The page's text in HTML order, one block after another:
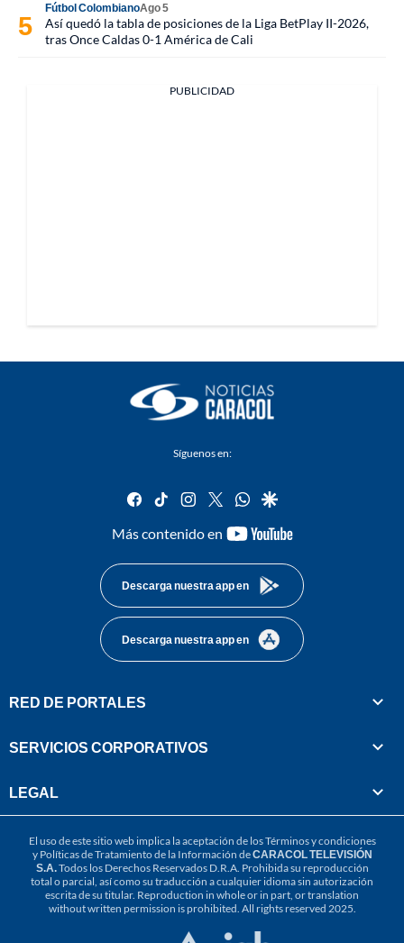
Fútbol ColombianoAgo 5
Así quedó la tabla de posiciones de la Liga BetPlay II-2026,
tras Once Caldas 0-1 América de Cali
PUBLICIDAD
Síguenos en:
facebook
tiktok instagram
twitterwhatsapp
google
Más contenido en
youtube-
Descarga nuestra app en
Descarga nuestra app en
RED DE PORTALES
SERVICIOS CORPORATIVOS
LEGAL
El uso de este sitio web implica la aceptación de losTérminos y condiciones
y Políticas de Tratamiento de la Información deCARACOL TELEVISIÓN
S.A.Todos los Derechos Reservados D.R.A. Prohibida su reproducción
total o parcial, así como su traducción a cualquier idioma sin autorización
escrita de su titular. Reproduction in whole or in part, or translation
without written permission is prohibited. All rights reserved 2025.